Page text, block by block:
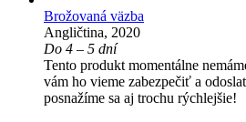
Brožovaná väzba
Angličtina, 2020
Do 4 – 5 dní
Tento produkt momentálne
vám ho vieme zabezpečiť a
posnažíme sa aj trochu rýchlejšie!